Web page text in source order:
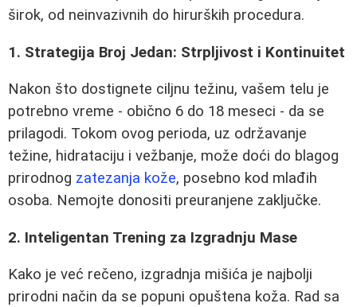
širok, od neinvazivnih do hirurških procedura.
1. Strategija Broj Jedan: Strpljivost i Kontinuitet
Nakon što dostignete ciljnu težinu, vašem telu je
potrebno vreme - obično 6 do 18 meseci - da se
prilagodi. Tokom ovog perioda, uz održavanje
težine, hidrataciju i vežbanje, može doći do blagog
prirodnog zatezanja kože, posebno kod mlađih
osoba. Nemojte donositi preuranjene zaključke.
2. Inteligentan Trening za Izgradnju Mase
Kako je već rečeno, izgradnja mišića je najbolji
prirodni način da se popuni opuštena koža. Rad sa